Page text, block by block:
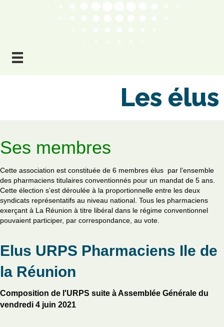
Les élus
Ses membres
Cette association est constituée de 6 membres élus par l’ensemble
des pharmaciens titulaires conventionnés pour un mandat de 5 ans.
Cette élection s’est déroulée à la proportionnelle entre les deux
syndicats représentatifs au niveau national. Tous les pharmaciens
exerçant à La Réunion à titre libéral dans le régime conventionnel
pouvaient participer, par correspondance, au vote.
Elus URPS Pharmaciens Ile de
la Réunion
Composition de l'URPS suite à Assemblée Générale du
vendredi 4 juin 2021